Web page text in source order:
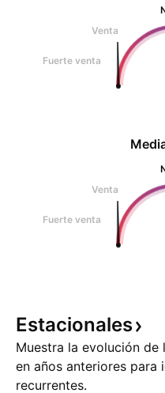
Venta
Fuerte venta
Venta
Fuerte venta
Estacionales
Muestra la evolución
en años anteriores para
recurrentes.